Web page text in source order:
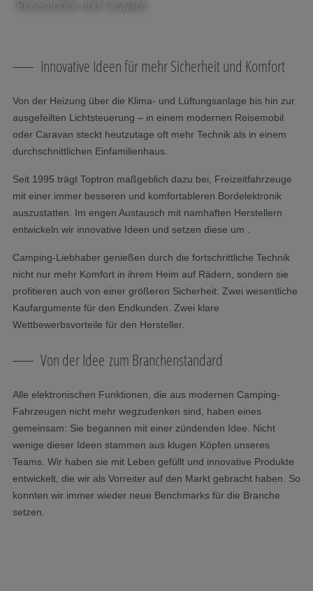
Reisemobile und Caravans
Innovative Ideen für mehr Sicherheit und Komfort
Von der Heizung über die Klima- und Lüftungsanlage bis hin zur
ausgefeilten Lichtsteuerung – in einem modernen Reisemobil
oder Caravan steckt heutzutage oft mehr Technik als in einem
durchschnittlichen Einfamilienhaus.
Seit 1995 trägt Toptron maßgeblich dazu bei, Freizeitfahrzeuge
mit einer immer besseren und komfortableren Bordelektronik
auszustatten. Im engen Austausch mit namhaften Herstellern
entwickeln wir innovative Ideen und setzen diese um .
Camping-Liebhaber genießen durch die fortschrittliche Technik
nicht nur mehr Komfort in ihrem Heim auf Rädern, sondern sie
profitieren auch von einer größeren Sicherheit: Zwei wesentliche
Kaufargumente für den Endkunden. Zwei klare
Wettbewerbsvorteile für den Hersteller.
Von der Idee zum Branchenstandard
Alle elektronischen Funktionen, die aus modernen Camping-
Fahrzeugen nicht mehr wegzudenken sind, haben eines
gemeinsam: Sie begannen mit einer zündenden Idee. Nicht
wenige dieser Ideen stammen aus klugen Köpfen unseres
Teams. Wir haben sie mit Leben gefüllt und innovative Produkte
entwickelt, die wir als Vorreiter auf den Markt gebracht haben. So
konnten wir immer wieder neue Benchmarks für die Branche
setzen.